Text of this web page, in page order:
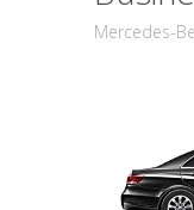
Mercedes-